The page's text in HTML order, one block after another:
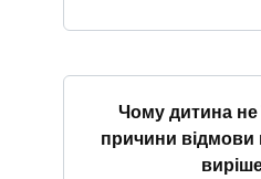
Чому дитина не
причини відмови